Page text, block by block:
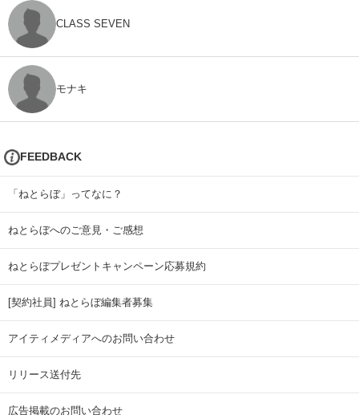
CLASS SEVEN
モナキ
FEEDBACK
「ねとらぼ」ってなに？
ねとらぼへのご意見・ご感想
ねとらぼプレゼントキャンペーン応募規約
[契約社員] ねとらぼ編集者募集
アイティメディアへのお問い合わせ
リリース送付先
広告掲載のお問い合わせ